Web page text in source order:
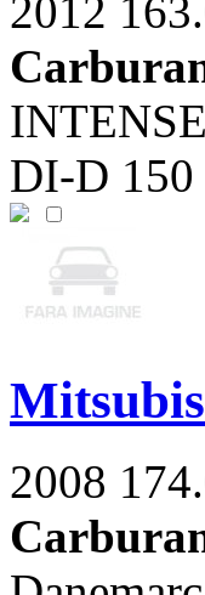
2012
DI-D 150
2008